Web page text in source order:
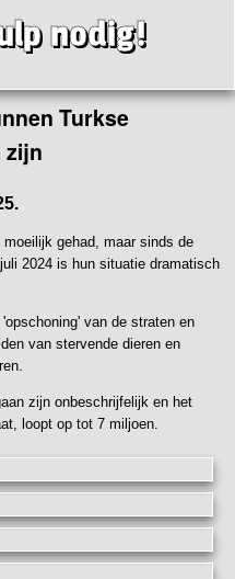
nodig!
Turkse
zijn
gehad, maar sinds de
2024 is hun situatie dramatisch
van de straten en
van stervende dieren en
zijn onbeschrijfelijk en het
loopt op tot 7 miljoen.